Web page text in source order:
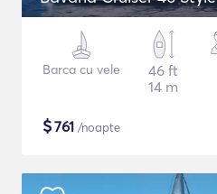
Barca cu vele
46 ft
14 m
$761 /noapte